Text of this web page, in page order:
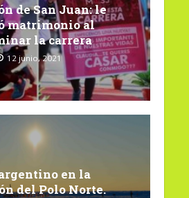
de San Juan: le
matrimonio al
la carrera
12 junio, 2021
en la
del Polo Norte.